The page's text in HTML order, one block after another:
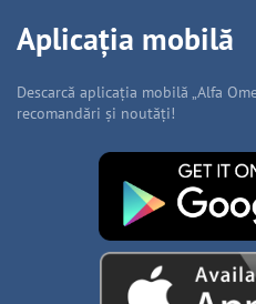
Aplicația mobilă
Descarcă aplicația mobilă „Alfa
recomandări și noutăți!